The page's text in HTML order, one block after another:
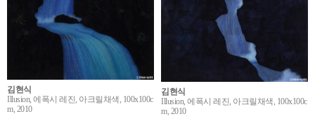
김현식
Illusion, 에폭시 레진, 아크릴채색, 100x100c
m, 2010
김현식
Illusion, 에폭시 레진, 아크릴채색, 100x100c
m, 2010